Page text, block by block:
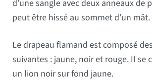
d’une sangle avec deux anneaux de
peut être hissé au sommet d’un mât.
Le drapeau flamand est composé
suivantes : jaune, noir et rouge. Il se
un lion noir sur fond jaune.